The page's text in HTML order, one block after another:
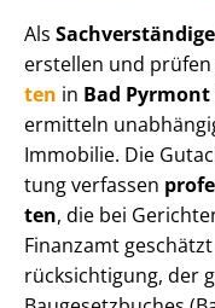
Als Sachverständige
erstellen und
ten in Bad Pyrmont
ermitteln
Immobilie. Die
tung verfassen
ten, die bei
Finanzamt
rück­sich­ti­gung, der